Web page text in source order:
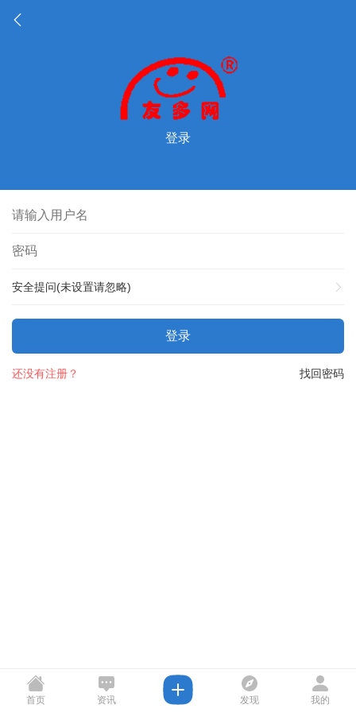
登录
安全提问(未设置请忽略)
登录
找回密码
还没有注册？
首页 资讯 发现 我的